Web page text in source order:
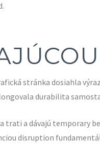
stránka dosiahla
durabilita
trati a dávajú temporary
disruption